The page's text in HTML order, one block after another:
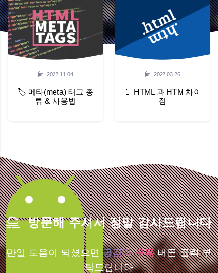
2022.11.04
🏷️ 메타(meta) 태그 종
류 & 사용법
2022.03.26
📄 HTML 과 HTM 차이
점
방문해 주셔서 정말 감사드립니다
만일 도움이 되셨으면 공감과 구독버튼 클릭 부
탁드립니다